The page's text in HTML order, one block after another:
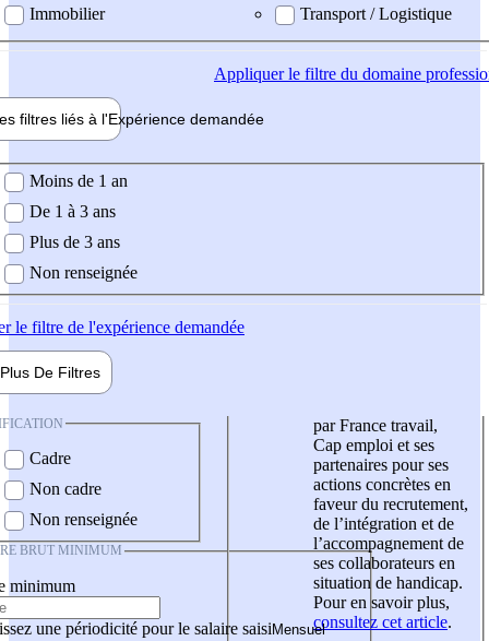
Immobilier
Transport / Logistique
Appliquerle filtre du domaine
filtres liés à l'Expérience demandée
demandée
Moins de 1 an
De 1 à 3 ans
Plus de 3 ans
Non renseignée
le filtre de l'expérience demandée
Plus De Filtres
Cadre
Non cadre
Non renseignée
BRUT MINIMUM
minimum
une périodicité pour le salaire saisi
par France travail,
Cap emploi et ses
partenaires pour ses
actions concrètes en
faveur du recrutement,
de l’intégration et de
l’accompagnement de
ses collaborateurs en
situation de handicap.
Pour en savoir plus,
consultez cet article.